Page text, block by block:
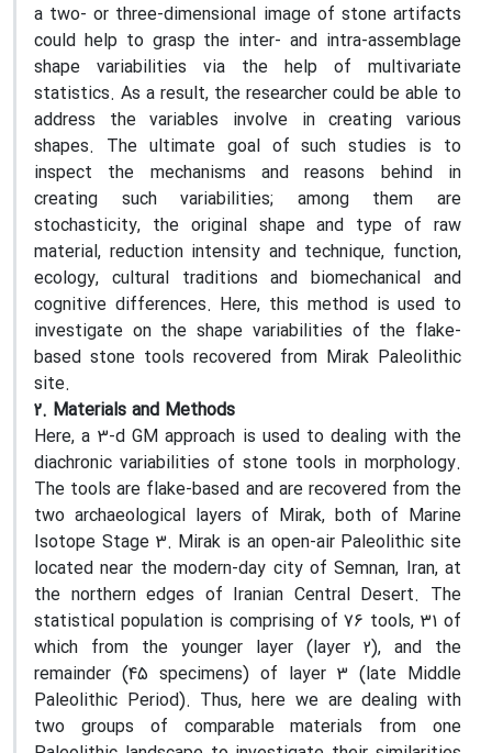
a two- or three-dimensional image of stone artifacts
could help to grasp the inter- and intra-assemblage
shape variabilities via the help of multivariate
statistics. As a result, the researcher could be able to
address the variables involve in creating various
shapes. The ultimate goal of such studies is to
inspect the mechanisms and reasons behind in
creating such variabilities; among them are
stochasticity, the original shape and type of raw
material, reduction intensity and technique, function,
ecology, cultural traditions and biomechanical and
cognitive differences. Here, this method is used to
investigate on the shape variabilities of the flake-
based stone tools recovered from Mirak Paleolithic
site.
2. Materials and Methods
Here, a 3-d GM approach is used to dealing with the
diachronic variabilities of stone tools in morphology.
The tools are flake-based and are recovered from the
two archaeological layers of Mirak, both of Marine
Isotope Stage 3. Mirak is an open-air Paleolithic site
located near the modern-day city of Semnan, Iran, at
the northern edges of Iranian Central Desert. The
statistical population is comprising of 76 tools, 31 of
which from the younger layer (layer 2), and the
remainder (45 specimens) of layer 3 (late Middle
Paleolithic Period). Thus, here we are dealing with
two groups of comparable materials from one